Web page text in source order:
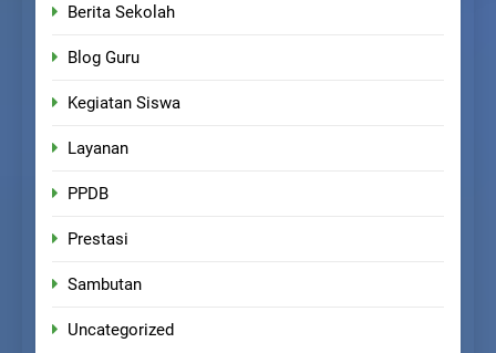
Berita Sekolah
Blog Guru
Kegiatan Siswa
Layanan
PPDB
Prestasi
Sambutan
Uncategorized